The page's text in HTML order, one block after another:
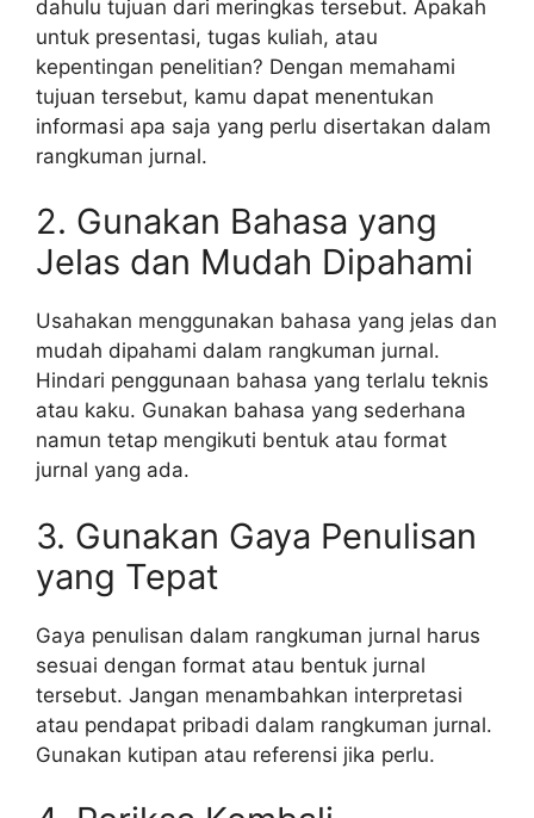
dahulu tujuan dari meringkas tersebut. Apakah
untuk presentasi, tugas kuliah, atau
kepentingan penelitian? Dengan memahami
tujuan tersebut, kamu dapat menentukan
informasi apa saja yang perlu disertakan dalam
rangkuman jurnal.
2. Gunakan Bahasa yang
Jelas dan Mudah Dipahami
Usahakan menggunakan bahasa yang jelas dan
mudah dipahami dalam rangkuman jurnal.
Hindari penggunaan bahasa yang terlalu teknis
atau kaku. Gunakan bahasa yang sederhana
namun tetap mengikuti bentuk atau format
jurnal yang ada.
3. Gunakan Gaya Penulisan
yang Tepat
Gaya penulisan dalam rangkuman jurnal harus
sesuai dengan format atau bentuk jurnal
tersebut. Jangan menambahkan interpretasi
atau pendapat pribadi dalam rangkuman jurnal.
Gunakan kutipan atau referensi jika perlu.